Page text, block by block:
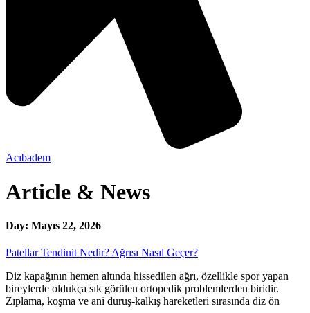
Acıbadem
Article & News
Day: Mayıs 22, 2026
Patellar Tendinit Nedir? Ağrısı Nasıl Geçer?
Diz kapağının hemen altında hissedilen ağrı, özellikle spor yapan
bireylerde oldukça sık görülen ortopedik problemlerden biridir.
Zıplama, koşma ve ani duruş-kalkış hareketleri sırasında diz ön